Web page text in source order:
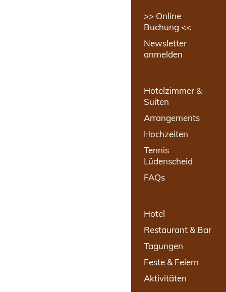
>> Online
Buchung <<
Newsletter
anmelden
Hotelzimmer &
Suiten
Arrangements
Hochzeiten
Tennis
Lüdenscheid
FAQs
Hotel
Restaurant & Bar
Tagungen
Feste & Feiern
Aktivitäten